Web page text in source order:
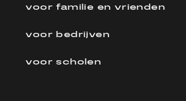
voor familie en vrienden
voor bedrijven
voor scholen